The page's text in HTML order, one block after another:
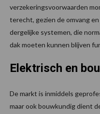
verzekeringsvoorwaarden
terecht, gezien de omvang
dergelijke systemen, die
dak moeten kunnen blijven
Elektrisch en
De markt is inmiddels
maar ook bouwkundig dient